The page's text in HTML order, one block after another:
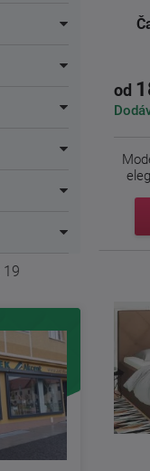
19
od